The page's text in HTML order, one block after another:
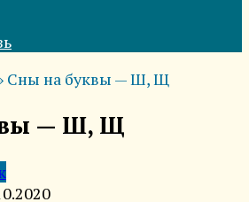
Сны на буквы — Ш, Щ
— Ш, Щ